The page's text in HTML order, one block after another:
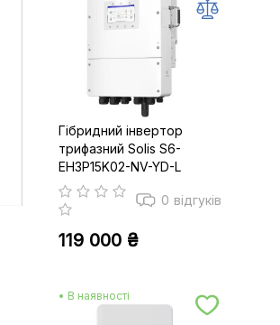
Гібридний інвертор
трифазний Solis S6-
EH3P15K02-NV-YD-L
0 відгуків
119 000 ₴
• В наявності